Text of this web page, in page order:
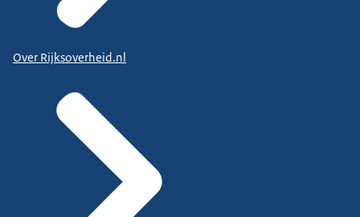
Over Rijksoverheid.nl